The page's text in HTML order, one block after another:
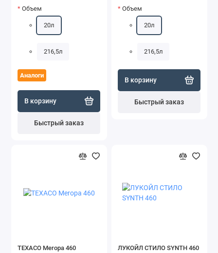
Аналоги
Объем
20л
216,5л
В корзину
Быстрый заказ
Объем
20л
216,5л
В корзину
Быстрый заказ
TEXACO Meropa 460 ЛУКОЙЛ СТИЛО SYNTH 460